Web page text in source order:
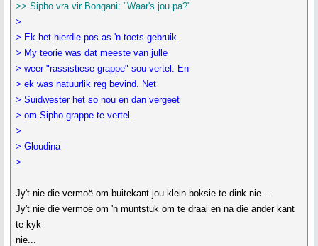
>> Sipho vra vir Bongani: "Waar's jou pa?"
>
> Ek het hierdie pos as 'n toets gebruik.
> My teorie was dat meeste van julle
> weer "rassistiese grappe" sou vertel. En
> ek was natuurlik reg bevind. Net
> Suidwester het so nou en dan vergeet
> om Sipho-grappe te vertel.
>
> Gloudina
>
Jy't nie die vermoë om buitekant jou klein boksie te dink nie...
Jy't nie die vermoë om 'n muntstuk om te draai en na die ander kant
te kyk
nie...